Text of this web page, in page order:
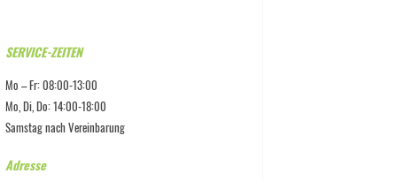
NEIMANTAITE
DETTLAFF
WOLFGANG
SERVICE-ZEITEN
Mo – Fr: 08:00-13:00
Mo, Di, Do: 14:00-18:00
Samstag nach Vereinbarung
Adresse